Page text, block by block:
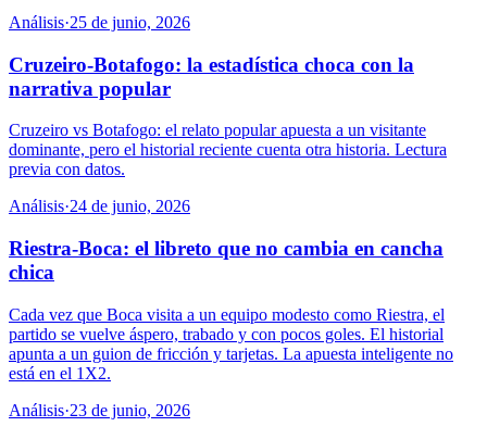
Análisis·25 de junio, 2026
Cruzeiro-Botafogo: la estadística choca con la
narrativa popular
Cruzeiro vs Botafogo: el relato popular apuesta a un visitante
dominante, pero el historial reciente cuenta otra historia. Lectura
previa con datos.
Análisis·24 de junio, 2026
Riestra-Boca: el libreto que no cambia en cancha
chica
Cada vez que Boca visita a un equipo modesto como Riestra, el
partido se vuelve áspero, trabado y con pocos goles. El historial
apunta a un guion de fricción y tarjetas. La apuesta inteligente no
está en el 1X2.
Análisis·23 de junio, 2026